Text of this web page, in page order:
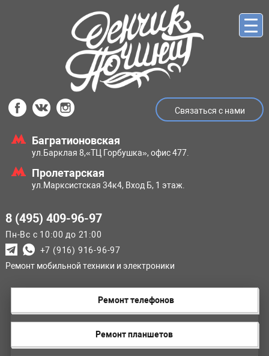
Связаться с нами
Багратионовская
ул.Барклая 8,«ТЦ Горбушка», офис 477.
Пролетарская
ул.Марксистская 34к4, Вход Б, 1 этаж.
8 (495) 409-96-97
Пн-Вс с 10:00 до 21:00
+7 (916) 916-96-97
Ремонт мобильной техники и электроники
Ремонт телефонов
Ремонт планшетов